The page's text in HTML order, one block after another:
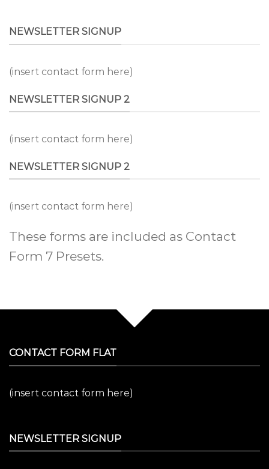
NEWSLETTER SIGNUP
(insert contact form here)
NEWSLETTER SIGNUP 2
(insert contact form here)
NEWSLETTER SIGNUP 2
(insert contact form here)
These forms are included as Contact
Form 7 Presets.
CONTACT FORM FLAT
(insert contact form here)
NEWSLETTER SIGNUP